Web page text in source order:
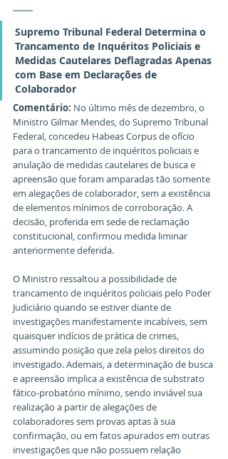
Supremo Tribunal Federal Determina o
Trancamento de Inquéritos Policiais e
Medidas Cautelares Deflagradas Apenas
com Base em Declarações de
Colaborador
Comentário: No último mês de dezembro, o
Ministro Gilmar Mendes, do Supremo Tribunal
Federal, concedeu Habeas Corpus de ofício
para o trancamento de inquéritos policiais e
anulação de medidas cautelares de busca e
apreensão que foram amparadas tão somente
em alegações de colaborador, sem a existência
de elementos mínimos de corroboração. A
decisão, proferida em sede de reclamação
constitucional, confirmou medida liminar
anteriormente deferida.
O Ministro ressaltou a possibilidade de
trancamento de inquéritos policiais pelo Poder
Judiciário quando se estiver diante de
investigações manifestamente incabíveis, sem
quaisquer indícios de prática de crimes,
assumindo posição que zela pelos direitos do
investigado. Ademais, a determinação de busca
e apreensão implica a existência de substrato
fático-probatório mínimo, sendo inviável sua
realização a partir de alegações de
colaboradores sem provas aptas à sua
confirmação, ou em fatos apurados em outras
investigações que não possuem relação